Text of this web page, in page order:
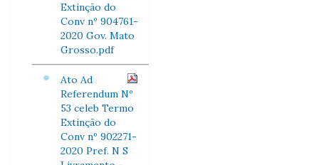
Extinção do
Conv nº 904761-
2020 Gov. Mato
Grosso.pdf
Ato Ad
Referendum Nº
53 celeb Termo
Extinção do
Conv nº 902271-
2020 Pref. N S